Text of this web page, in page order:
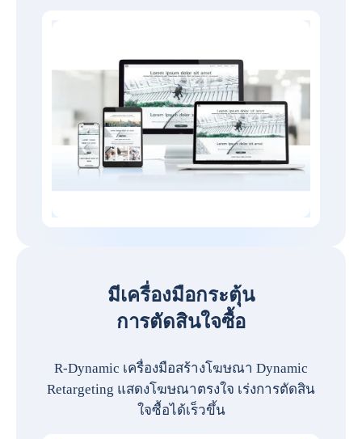
มีเครื่องมือกระตุ้น
การตัดสินใจซื้อ
R-Dynamic เครื่องมือสร้างโฆษณา Dynamic
Retargeting แสดงโฆษณาตรงใจ เร่งการตัดสิน
ใจซื้อได้เร็วขึ้น